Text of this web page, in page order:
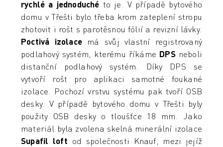
rychlé a jednoduché to je. V případě bytového
domu v Třešti bylo třeba krom zateplení stropu
zhotovit i rošt s parotěsnou fólií a revizní lávky.
Poctivá izolace má svůj vlastní registrovaný
podlahový systém, kterému říkáme DPSneboli
distanční podlahový systém. Díky DPS se
vytvoří rošt pro aplikaci samotné foukané
izolace. Pochozí vrstvu systému pak tvoří OSB
desky. V případě bytového domu v Třešti byly
použity OSB desky o tloušťce 18 mm. Jako
materiál byla zvolena skelná minerální izolace
Supafil loft od společnosti Knauf, mezi jejíž